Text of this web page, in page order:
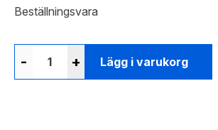
Beställningsvara
- + Lägg i varukorg